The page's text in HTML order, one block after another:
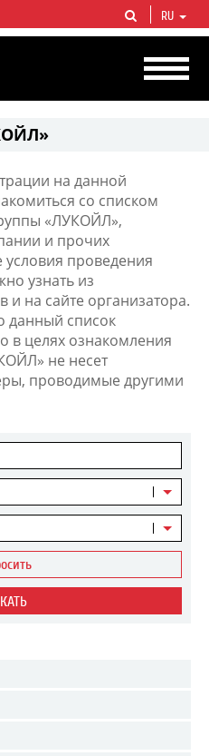
интегрированных
которой приходится более 2%
запасов углеводородов.
RU
на данной
со списком
«ЛУКОЙЛ»,
и прочих
проведения
узнать из
на сайте организатора.
данный список
в целях ознакомления
не несет
проводимые другими